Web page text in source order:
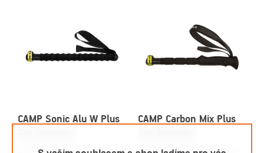
CAMP Sonic Alu W Plus
CAMP Carbon Mix Plus